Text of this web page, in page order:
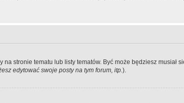
stronie tematu lub listy tematów. Być może będziesz
edytować swoje posty na tym forum, itp.).